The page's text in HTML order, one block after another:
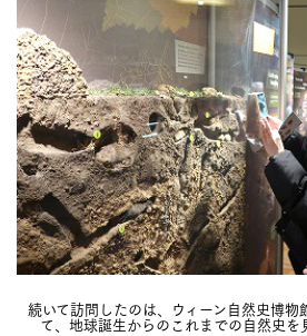
続いて訪問したのは、ウィーン自然史博物
て、地球誕生からのこれまでの自然史を